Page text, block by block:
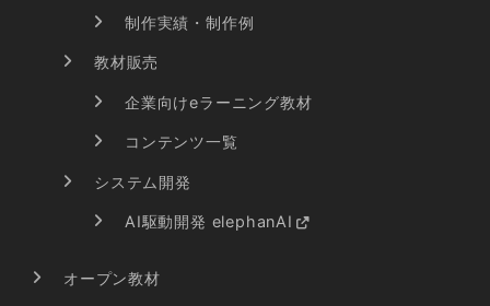
制作実績・制作例
教材販売
企業向けeラーニング教材
コンテンツ一覧
システム開発
AI駆動開発 elephanAI
オープン教材